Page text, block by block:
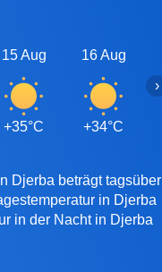
15 Aug
+35°C
16 Aug
+34°C
›
Djerba beträgt tagsüber
in Djerba
in der Nacht in Djerba